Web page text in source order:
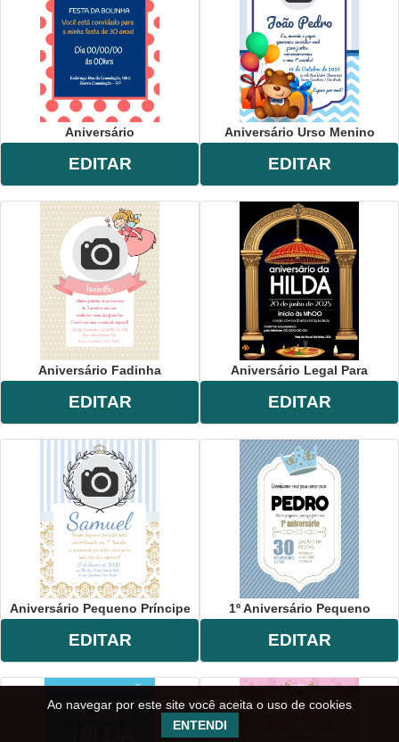
Aniversário
EDITAR
Aniversário Urso Menino
EDITAR
Aniversário Fadinha
EDITAR
Aniversário Legal Para
EDITAR
Aniversário Pequeno Príncipe
EDITAR
1º Aniversário Pequeno
EDITAR
Ao navegar por este site você aceita o uso de cookies
ENTENDI